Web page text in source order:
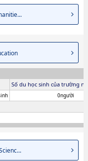
Số du học sinh của trường
0người